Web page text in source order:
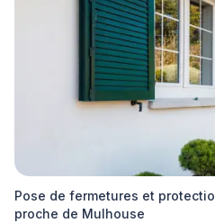
Pose de fermetures et
proche de Mulhouse